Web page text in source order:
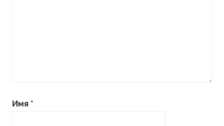
Имя *